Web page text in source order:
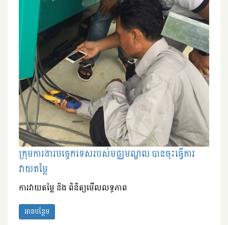
ក្រុមការងារបច្ចេកទេសរបស់មជ្ឈមណ្ឌល បានចុះធ្វើការ
វាយតម្លៃ
ការវាយតម្លៃ និង ពិនិត្យមើលលទ្ធភាព
អានបន្ថែម